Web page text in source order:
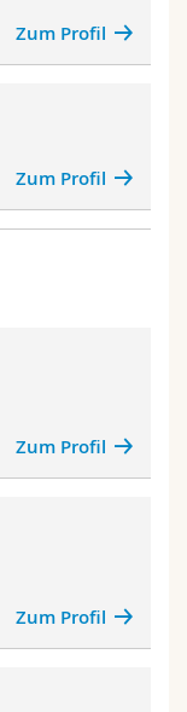
Zum Profil
Zum Profil
Zum Profil
Zum Profil